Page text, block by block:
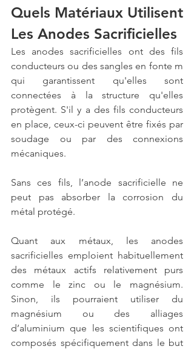
Quels Matériaux Utilisent
Les Anodes Sacrificielles
Les anodes sacrificielles ont des fils
conducteurs ou des sangles en fonte m
qui garantissent qu'elles sont
connectées à la structure qu'elles
protègent. S'il y a des fils conducteurs
en place, ceux-ci peuvent être fixés par
soudage ou par des connexions
mécaniques.
Sans ces fils, l’anode sacrificielle ne
peut pas absorber la corrosion du
métal protégé.
Quant aux métaux, les anodes
sacrificielles emploient habituellement
des métaux actifs relativement purs
comme le zinc ou le magnésium.
Sinon, ils pourraient utiliser du
magnésium ou des alliages
d’aluminium que les scientifiques ont
composés spécifiquement dans le but